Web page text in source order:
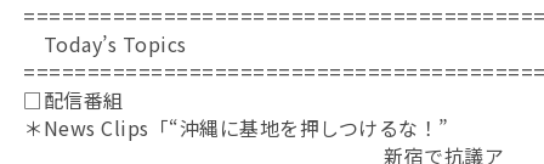
Today’s Topics
□配信番組
＊News Clips「“沖縄に基地を押しつけるな！”
新宿で抗議ア